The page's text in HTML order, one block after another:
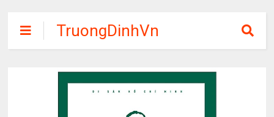
TruongDinhVn
Chia sẽ ebook,
các khóa học,
phần mềm học